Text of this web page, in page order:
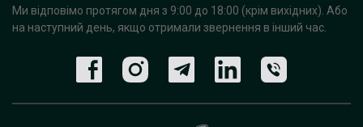
Ми відповімо протягом дня з 9:00 до 18:00 (крім вихідних). Або
на наступний день, якщо отримали звернення в інший час.